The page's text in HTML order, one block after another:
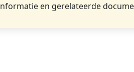
en gerelateerde